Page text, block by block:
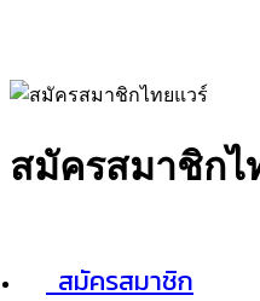
สมัครสมาชิกไ
สมัครสมาชิก